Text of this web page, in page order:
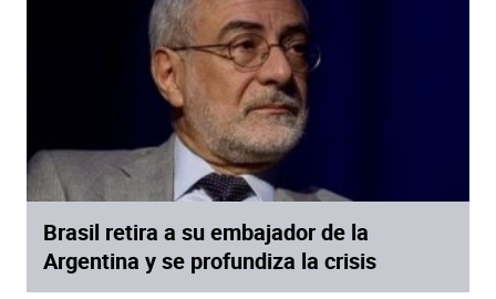
Brasil retira a su embajador de la
Argentina y se profundiza la crisis